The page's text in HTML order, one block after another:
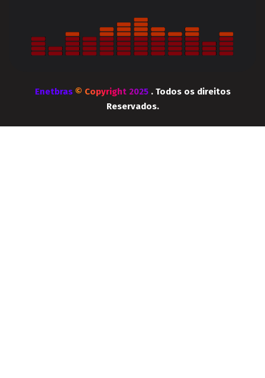
Enetbras © Copyright 2025 . Todos os direitos
Reservados.